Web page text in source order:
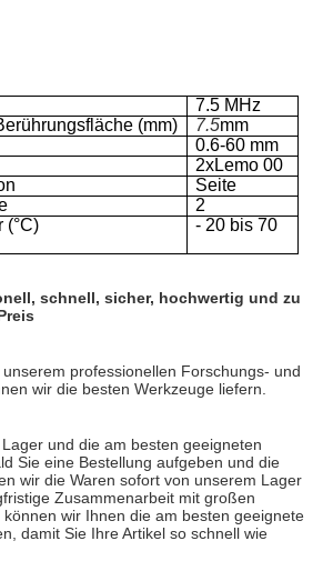
7.5 MHz
(mm)
7.5mm
0.6-60 mm
2xLemo 00
Seite
2
(°C)
- 20 bis 70
schnell, sicher, hochwertig und zu
professionellen Forschungs- und
wir die besten Werkzeuge liefern.
und die am besten geeigneten
Sie eine Bestellung aufgeben und die
wir die Waren sofort von unserem Lager
Zusammenarbeit mit großen
wir Ihnen die am besten geeignete
damit Sie Ihre Artikel so schnell wie